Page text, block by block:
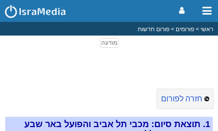
ראשי פורומים פורום חדשות
חזרה לפורום
1. תוצאת סיום: מכבי תל אביב והפועל באר שבע